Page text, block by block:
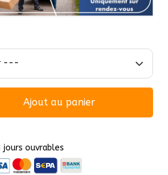
Ajout au panier
jours ouvrables